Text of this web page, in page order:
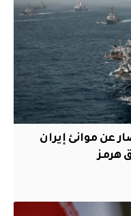
عن موانئ إيران
هرمز